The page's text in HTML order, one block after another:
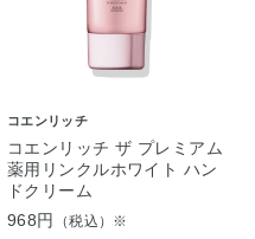
コエンリッチ
コエンリッチ ザ プレミアム
薬用リンクルホワイト ハン
ドクリーム
968円
（税込）※